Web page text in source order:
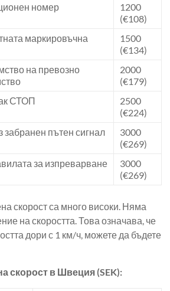
номер
1200
(€108)
маркировъчна
1500
(€134)
на превозно
2000
(€179)
СТОП
2500
(€224)
пътен сигнал
3000
(€269)
за изпреварване
3000
(€269)
скорост са много високи. Няма
на скоростта. Това означава, че
дори с 1 км/ч, можете да бъдете
скорост в Швеция (SEK):